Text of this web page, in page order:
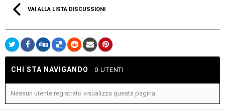
VAI ALLA LISTA DISCUSSIONI
CHI STA NAVIGANDO 0 UTENTI
Nessun utente registrato visualizza questa pagina.